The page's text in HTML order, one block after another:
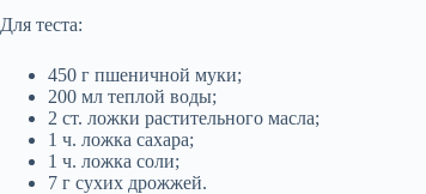
Для теста:
450 г пшеничной муки;
200 мл теплой воды;
2 ст. ложки растительного масла;
1 ч. ложка сахара;
1 ч. ложка соли;
7 г сухих дрожжей.